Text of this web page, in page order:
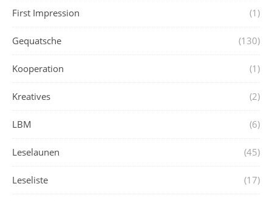
First Impression (1)
Gequatsche (130)
Kooperation (1)
Kreatives (2)
LBM (6)
Leselaunen (45)
Leseliste (17)